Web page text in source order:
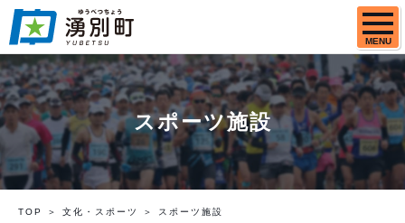
MENU
スポーツ施設
TOP 文化・スポーツ スポーツ施設